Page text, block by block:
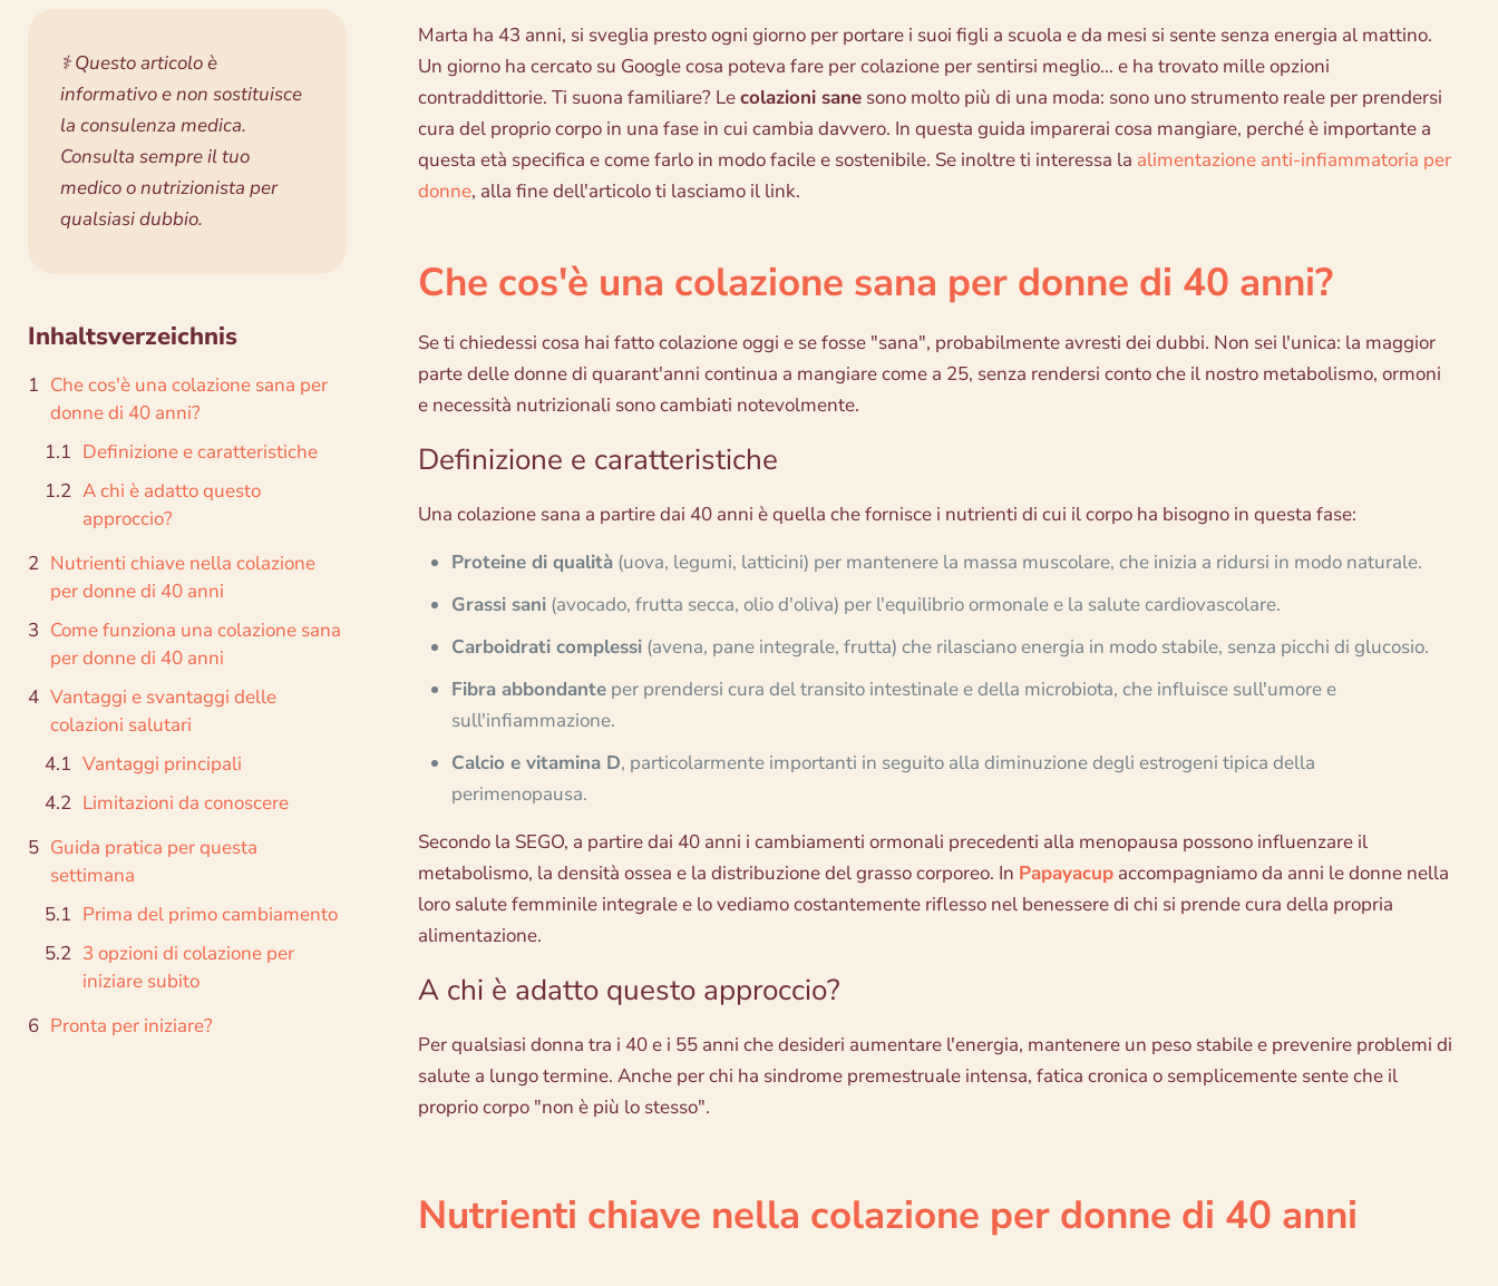
⚕️ Questo articolo è
informativo e non sostituisce
la consulenza medica.
Consulta sempre il tuo
medico o nutrizionista per
qualsiasi dubbio.
Inhaltsverzeichnis
Che cos'è una colazione sana per
donne di 40 anni?
Definizione e caratteristiche
A chi è adatto questo
approccio?
Nutrienti chiave nella colazione
per donne di 40 anni
Come funziona una colazione sana
per donne di 40 anni
Vantaggi e svantaggi delle
colazioni salutari
Vantaggi principali
Limitazioni da conoscere
Guida pratica per questa
settimana
Prima del primo cambiamento
3 opzioni di colazione per
iniziare subito
Pronta per iniziare?
Marta ha 43 anni, si sveglia presto ogni giorno per portare i suoi figli a scuola e da mesi si sente senza energia al mattino.
Un giorno ha cercato su Google cosa poteva fare per colazione per sentirsi meglio... e ha trovato mille opzioni
contraddittorie. Ti suona familiare? Lecolazioni sanesono molto più di una moda: sono uno strumento reale per prendersi
cura del proprio corpo in una fase in cui cambia davvero. In questa guida imparerai cosa mangiare, perché è importante a
questa età specifica e come farlo in modo facile e sostenibile. Se inoltre ti interessa la alimentazione anti-infiammatoria per
donne, alla fine dell'articolo ti lasciamo il link.
Che cos'è una colazione sana per donne di 40 anni?
Se ti chiedessi cosa hai fatto colazione oggi e se fosse "sana", probabilmente avresti dei dubbi. Non sei l'unica: la maggior
parte delle donne di quarant'anni continua a mangiare come a 25, senza rendersi conto che il nostro metabolismo, ormoni
e necessità nutrizionali sono cambiati notevolmente.
Definizione e caratteristiche
Una colazione sana a partire dai 40 anni è quella che fornisce i nutrienti di cui il corpo ha bisogno in questa fase:
Proteine di qualità(uova, legumi, latticini) per mantenere la massa muscolare, che inizia a ridursi in modo naturale.
Grassi sani(avocado, frutta secca, olio d'oliva) per l'equilibrio ormonale e la salute cardiovascolare.
Carboidrati complessi(avena, pane integrale, frutta) che rilasciano energia in modo stabile, senza picchi di glucosio.
Fibra abbondanteper prendersi cura del transito intestinale e della microbiota, che influisce sull'umore e
sull'infiammazione.
Calcio e vitamina D, particolarmente importanti in seguito alla diminuzione degli estrogeni tipica della
perimenopausa.
Secondo la SEGO, a partire dai 40 anni i cambiamenti ormonali precedenti alla menopausa possono influenzare il
metabolismo, la densità ossea e la distribuzione del grasso corporeo. In Papayacup accompagniamo da anni le donne nella
loro salute femminile integrale e lo vediamo costantemente riflesso nel benessere di chi si prende cura della propria
alimentazione.
A chi è adatto questo approccio?
Per qualsiasi donna tra i 40 e i 55 anni che desideri aumentare l'energia, mantenere un peso stabile e prevenire problemi di
salute a lungo termine. Anche per chi ha sindrome premestruale intensa, fatica cronica o semplicemente sente che il
proprio corpo "non è più lo stesso".
Nutrienti chiave nella colazione per donne di 40 anni